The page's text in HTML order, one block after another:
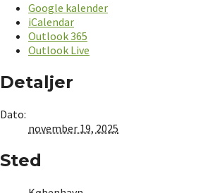
Google kalender
iCalendar
Outlook 365
Outlook Live
Detaljer
Dato:
november 19, 2025
Sted